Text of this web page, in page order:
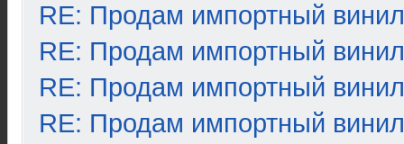
RE: Продам импортный винил
RE: Продам импортный винил
RE: Продам импортный винил
RE: Продам импортный винил